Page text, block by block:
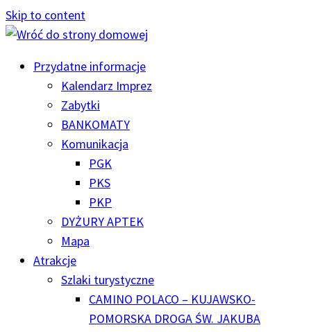
Skip to content
Przydatne informacje
Kalendarz Imprez
Zabytki
BANKOMATY
Komunikacja
PGK
PKS
PKP
DYŻURY APTEK
Mapa
Atrakcje
Szlaki turystyczne
CAMINO POLACO – KUJAWSKO-
POMORSKA DROGA ŚW. JAKUBA